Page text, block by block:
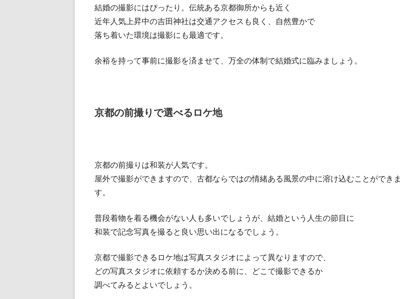
結婚の撮影にはぴったり。伝統ある京都御所からも近く
近年人気上昇中の吉田神社は交通アクセスも良く、自然豊かで
落ち着いた環境は撮影にも最適です。
余裕を持って事前に撮影を済ませて、万全の体制で結婚式に臨みましょう。
京都の前撮りで選べるロケ地
京都の前撮りは和装が人気です。
屋外で撮影ができますので、古都ならではの情緒ある風景の中に溶け込むことができま
す。
普段着物を着る機会がない人も多いでしょうが、結婚という人生の節目に
和装で記念写真を撮ると良い思い出になるでしょう。
京都で撮影できるロケ地は写真スタジオによって異なりますので、
どの写真スタジオに依頼するか決める前に、どこで撮影できるか
調べてみるとよいでしょう。